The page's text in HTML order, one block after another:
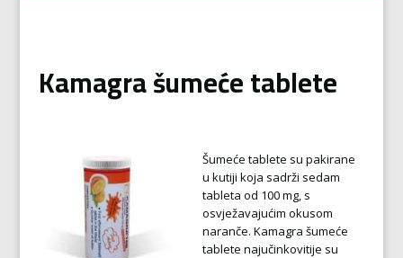
Kamagra šumeće tablete
Šumeće tablete su pakirane
u kutiji koja sadrži sedam
tableta od 100 mg, s
osvježavajućim okusom
naranče. Kamagra šumeće
tablete najučinkovitije su